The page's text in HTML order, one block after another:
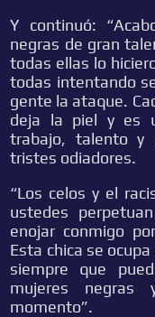
Y continuó:
negras de gran
todas ellas lo
todas intentando
gente la ataque.
deja la piel y es
trabajo, talento y
tristes odiadores.
“Los celos y el
ustedes
enojar conmigo
Esta chica se
siempre que
mujeres
momento”.